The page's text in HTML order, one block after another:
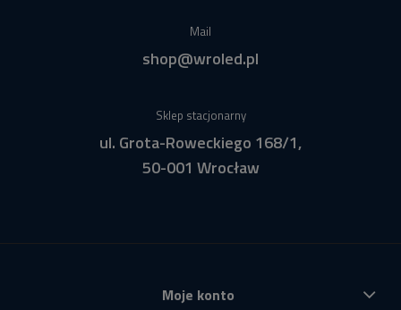
Mail
shop@wroled.pl
Sklep stacjonarny
ul. Grota-Roweckiego 168/1,
50-001 Wrocław
Moje konto